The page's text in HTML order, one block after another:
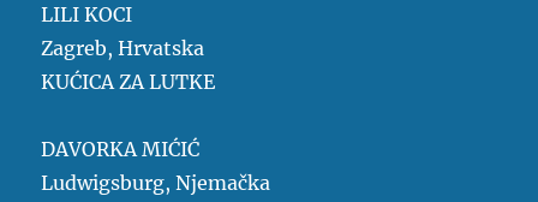
LILI KOCI
Zagreb, Hrvatska
KUĆICA ZA LUTKE
DAVORKA MIĆIĆ
Ludwigsburg, Njemačka